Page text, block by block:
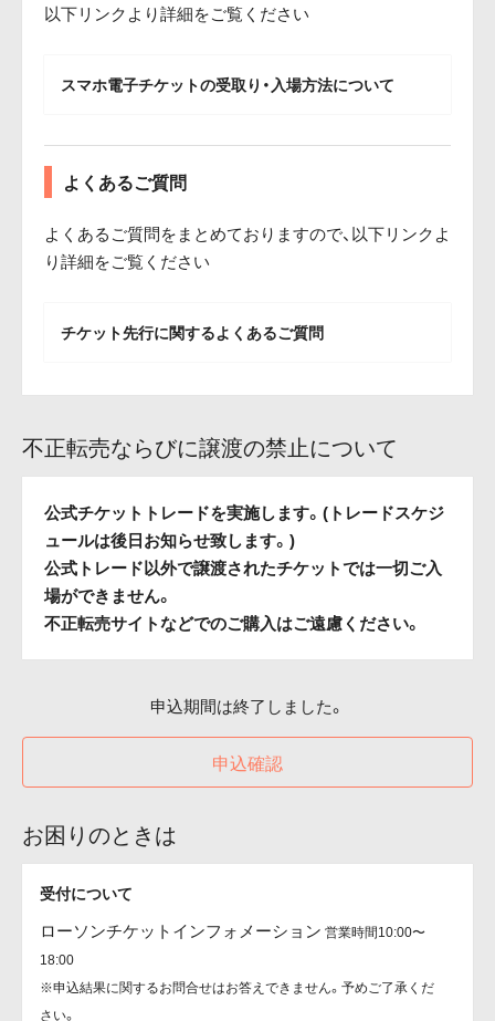
以下リンクより詳細をご覧ください
スマホ電子チケットの受取り・入場方法について
よくあるご質問
よくあるご質問をまとめておりますので、以下リンクよ
り詳細をご覧ください
チケット先行に関するよくあるご質問
不正転売ならびに譲渡の禁止について
公式チケットトレードを実施します。(トレードスケジ
ュールは後日お知らせ致します。)
公式トレード以外で譲渡されたチケットでは一切ご入
場ができません。
不正転売サイトなどでのご購入はご遠慮ください。
申込期間は終了しました。
申込確認
お困りのときは
受付について
ローソンチケットインフォメーション営業時間10:00〜
18:00
※申込結果に関するお問合せはお答えできません。予めご了承くだ
さい。